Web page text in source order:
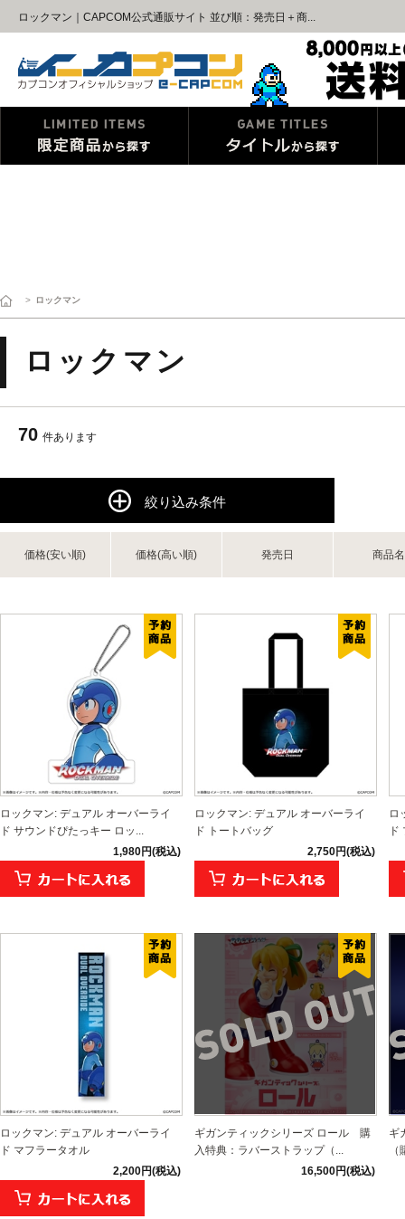
ロックマン｜CAPCOM公式通販サイト 並び順：発売日＋商...
> ロックマン
ロックマン
70 件あります
絞り込み条件
価格(安い順) 価格(高い順) 発売日 商品名
ロックマン: デュアル オーバーライ
ド サウンドぴたっキー ロッ...
1,980円(税込)
ロックマン: デュアル オーバーライ
ド トートバッグ
2,750円(税込)
ロ
ド
ロックマン: デュアル オーバーライ
ド マフラータオル
2,200円(税込)
ギガンティックシリーズ ロール 購
入特典：ラバーストラップ（...
16,500円(税込)
ギ